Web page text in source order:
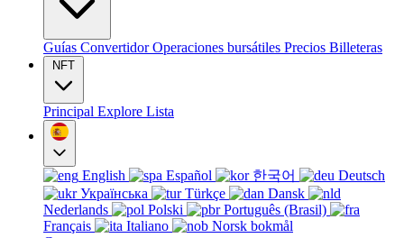
Guías ConvertidorOperaciones bursátiles Precios Billeteras
NFT
Principal Explore Lista
English Español 한국어
Deutsch
Українська
Türkçe
Dansk
Nederlands
Polski
Português (Brasil)
Français
Italiano
Norsk bokmål